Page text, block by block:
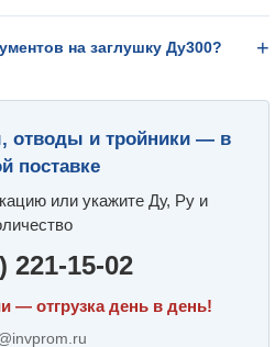
на заглушку Ду300?
отводы и тройники — в
поставке
или укажите Ду, Ру и
221-15-02
— отгрузка день в день!